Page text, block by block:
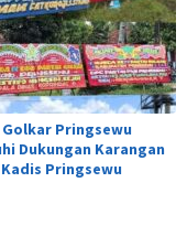
Golkar Pringsewu
Dukungan Karangan
Pringsewu